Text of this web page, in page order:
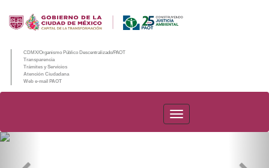
CDMX/Organismo Público Descentralizado/PAOT
Transparencia
Trámites y Servicios
Atención Ciudadana
Web e-mail PAOT
PAOT